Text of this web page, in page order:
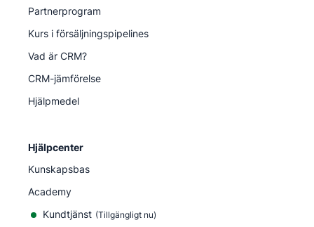
Partnerprogram
Kurs i försäljningspipelines
Vad är CRM?
CRM-jämförelse
Hjälpmedel
Hjälpcenter
Kunskapsbas
Academy
Kundtjänst (Tillgängligt nu)